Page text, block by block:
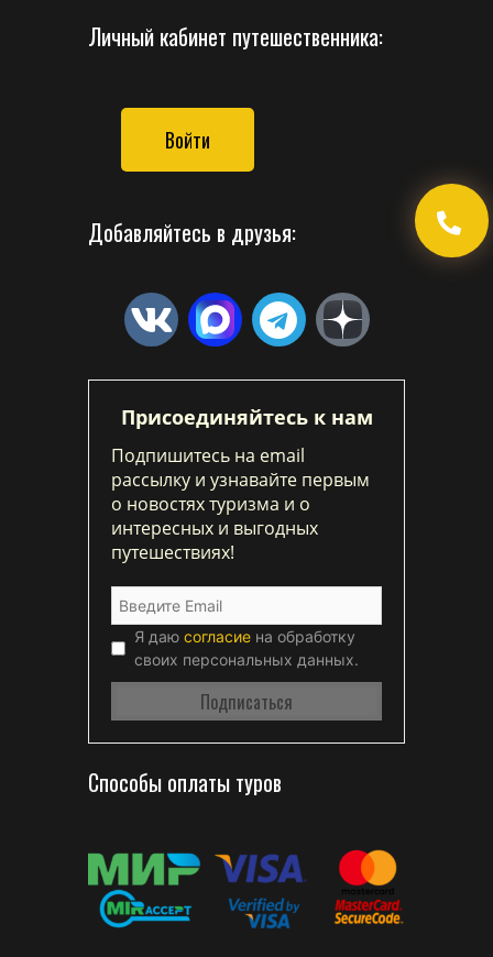
Личный кабинет путешественника:
Войти
Добавляйтесь в друзья:
Присоединяйтесь к нам
Подпишитесь на email
рассылку и узнавайте первым
о новостях туризма и о
интересных и выгодных
путешествиях!
Я даю согласие на обработку
своих персональных данных.
Способы оплаты туров